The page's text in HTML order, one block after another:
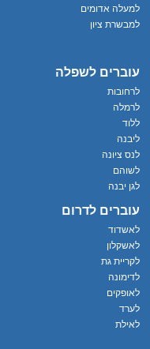
למעלה אדומים
למבשרת ציון
עוברים לשפלה
לרחובות
לרמלה
ללוד
ליבנה
לנס ציונה
לשוהם
לגן יבנה
עוברים לדרום
לאשדוד
לאשקלון
לקריית גת
לדימונה
לאופקים
לערד
לאילת